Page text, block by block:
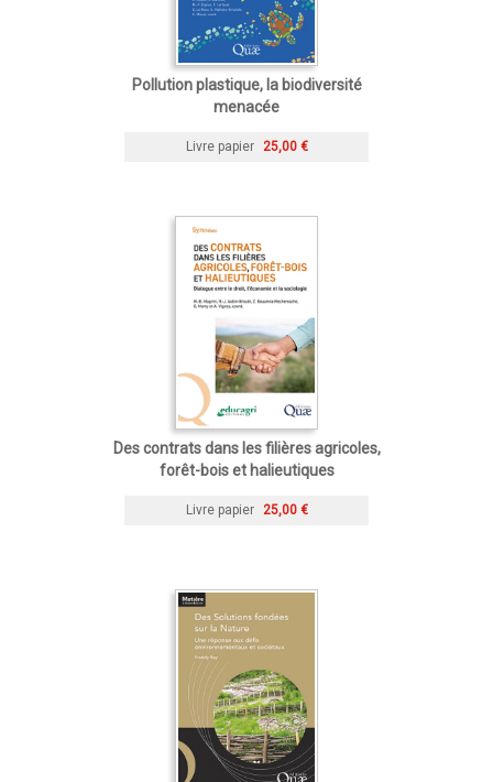
Pollution plastique, la biodiversité
menacée
Livre papier 25,00 €
Des contrats dans les filières agricoles,
forêt-bois et halieutiques
Livre papier 25,00 €